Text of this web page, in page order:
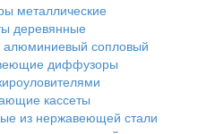
металлические
деревянные
сопловый
диффузоры
кассеты
из нержавеющей стали